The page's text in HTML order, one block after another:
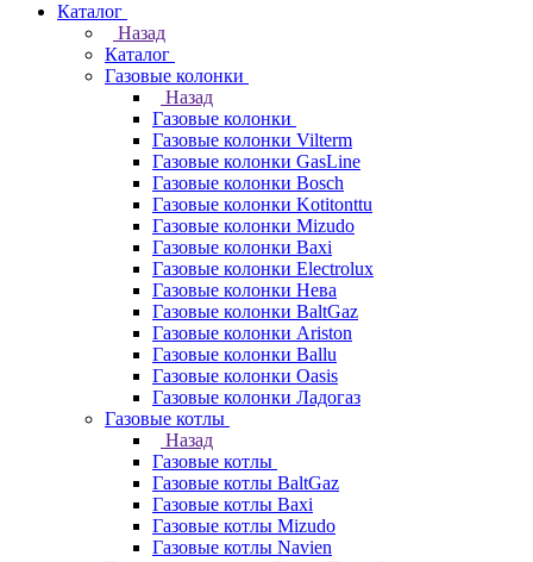
Каталог
Назад
Каталог
Газовые колонки
Назад
Газовые колонки
Газовые колонки Vilterm
Газовые колонки GasLine
Газовые колонки Bosch
Газовые колонки Kotitonttu
Газовые колонки Mizudo
Газовые колонки Baxi
Газовые колонки Electrolux
Газовые колонки Нева
Газовые колонки BaltGaz
Газовые колонки Ariston
Газовые колонки Ballu
Газовые колонки Oasis
Газовые колонки Ладогаз
Газовые котлы
Назад
Газовые котлы
Газовые котлы BaltGaz
Газовые котлы Baxi
Газовые котлы Mizudo
Газовые котлы Navien